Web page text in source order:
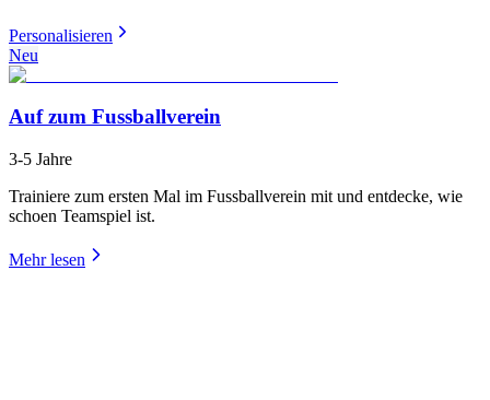
Personalisieren
Neu
Auf zum Fussballverein
3-5 Jahre
Trainiere zum ersten Mal im Fussballverein mit und entdecke, wie
schoen Teamspiel ist.
Mehr lesen